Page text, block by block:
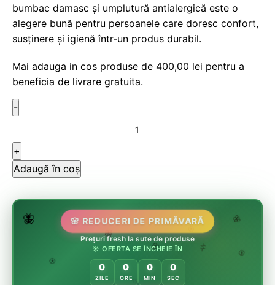
bumbac damasc și umplutură antialergică este o
alegere bună pentru persoanele care doresc confort,
susținere și igienă într-un produs durabil.
Mai adauga in cos produse de 400,00 lei pentru a
beneficia de livrare gratuita.
Adaugă în coș
🌸
🌸
🏵️
🌷
🦋 🌸 REDUCERI DE PRIMĂVARĂ
Prețuri fresh la sute de produse
☀️ OFERTA SE ÎNCHEIE ÎN
0
ZILE
0
ORE
0
MIN
0
SEC